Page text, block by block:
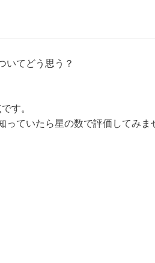
いてどう思う？
す。
っていたら星の数で評価してみま